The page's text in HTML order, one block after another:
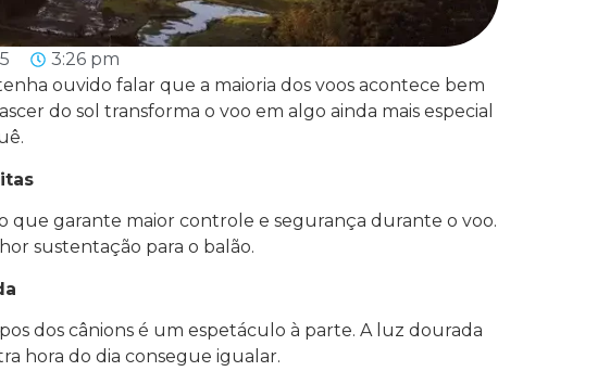
3:26 pm
ouvido falar que a maioria dos voos acontece bem
do sol transforma o voo em algo ainda mais especial
que garante maior controle e segurança durante o voo.
sustentação para o balão.
dos cânions é um espetáculo à parte. A luz dourada
hora do dia consegue igualar.